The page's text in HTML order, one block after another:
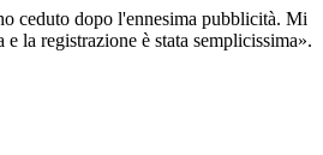
ceduto dopo l'ennesima pubblicità. Mi
la registrazione è stata semplicissima».